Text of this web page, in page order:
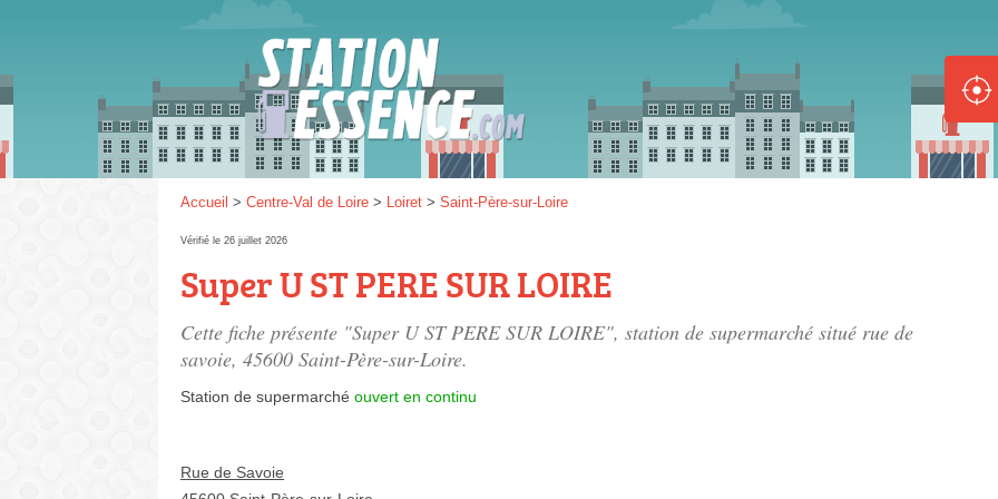
Accueil > Centre-Val de Loire > Loiret > Saint-Père-sur-Loire
Vérifié le 26 juillet 2026
Super U ST PERE SUR LOIRE
Cette fiche présente "Super U ST PERE SUR LOIRE", station de supermarché situé rue de
savoie, 45600 Saint-Père-sur-Loire.
Station de supermarché ouvert en continu
Rue de Savoie
Gazole :
Disponible Épuisé
SP 98 :
SP 95 :
Disponible Épuisé